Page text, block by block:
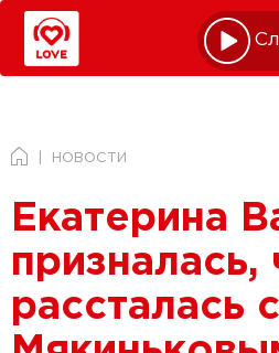
НОВОСТИ
Екатерина
призналась,
рассталась с